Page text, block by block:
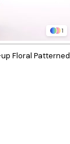
1
Floral Patterned